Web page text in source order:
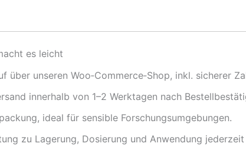
es leicht
über unseren Woo‑Commerce‑Shop, inkl. sicherer
innerhalb von 1–2 Werktagen nach
ideal für sensible Forschungsumgebungen.
zu Lagerung, Dosierung und Anwendung